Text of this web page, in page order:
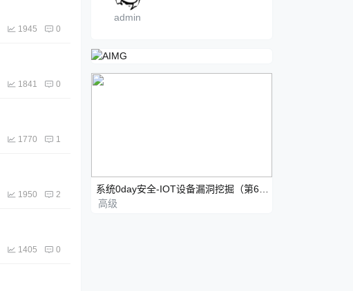
1945 0
1841 0
1770 1
1950 2
1405 0
admin
系统0day安全-IOT设备漏洞挖掘（第6期）
高级